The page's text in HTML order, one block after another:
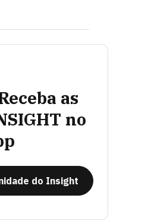
as
no
do Insight